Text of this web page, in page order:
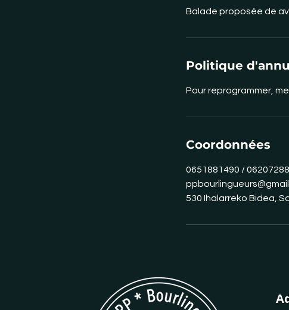
Politique
Pour reprogrammer,
Coordonnées
0651881490 /
530 Ihalarreko Bidea,